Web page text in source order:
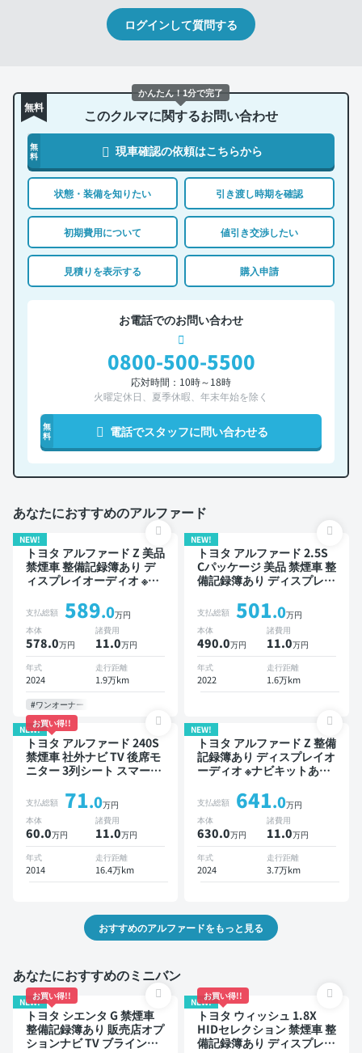
ログインして質問する
無料 このクルマに関するお問い合わせ
無
料
現車確認の依頼はこちらから
状態・装備を知りたい 引き渡し時期を確認
初期費用について 値引き交渉したい
見積りを表示する 購入申請
お電話でのお問い合わせ
0800-500-5500
応対時間：10時～18時
火曜定休日、夏季休暇、年末年始を除く
無
料
電話でスタッフに問い合わせる
あなたにおすすめのアルファード
NEW!
トヨタ アルファード Z 美品
禁煙車 整備記録簿あり デ
ィスプレイオーディオ ※ナ
ドスポットモニター デジタ
ルインナーミラー オートク
ルーズ 3列シート スマート
キー ETC 電動バックドア
バックモニター 全方位カメ
ラ ドライブレコーダー 衝
突軽減 両側電動スライドド
ア 7人乗り
支払総額 589.0万円
本体
578.0万円
諸費用
11.0万円
年式
2024
走行距離
1.9万km
#ワンオーナー
NEW!
トヨタ アルファード 2.5S
Cパッケージ 美品 禁煙車 整
備記録簿あり ディスプレイ
り TV 後席モニター ブライ
ンドスポットモニター デジ
タルインナーミラー オート
クルーズ 3列シート スマー
トキー ETC 電動バックド
ア バックモニター 全方位
カメラ ドライブレコーダー
支払総額 501.0万円
本体
490.0万円
諸費用
11.0万円
年式
2022
走行距離
1.6万km
NEW!
お買い得!!
トヨタ アルファード 240S
禁煙車 社外ナビ TV 後席モ
ニター 3列シート スマート
ドライブレコーダー 両側電
動スライドドア 8人乗り
支払総額 71.0万円
本体
60.0万円
諸費用
11.0万円
年式
2014
走行距離
16.4万km
NEW!
トヨタ アルファード Z 整備
記録簿あり ディスプレイオ
ーディオ ※ナビキットあり
ドスポットモニター デジタ
ルインナーミラー オートク
ルーズ 3列シート スマート
キー ETC サンルーフ 電動
バックドア バックモニター
全方位カメラ ドライブレコ
ーダー フルエアロ 衝突軽
支払総額 641.0万円
本体
630.0万円
諸費用
11.0万円
年式
2024
走行距離
3.7万km
おすすめのアルファードをもっと見る
あなたにおすすめのミニバン
NEW!
お買い得!!
トヨタ シエンタ G 禁煙車
整備記録簿あり 販売店オプ
ションナビ TV ブラインド
NEW!
お買い得!!
トヨタ ウィッシュ 1.8X
HIDセレクション 禁煙車 整
備記録簿あり ディスプレイ
かんたん！1分で完了